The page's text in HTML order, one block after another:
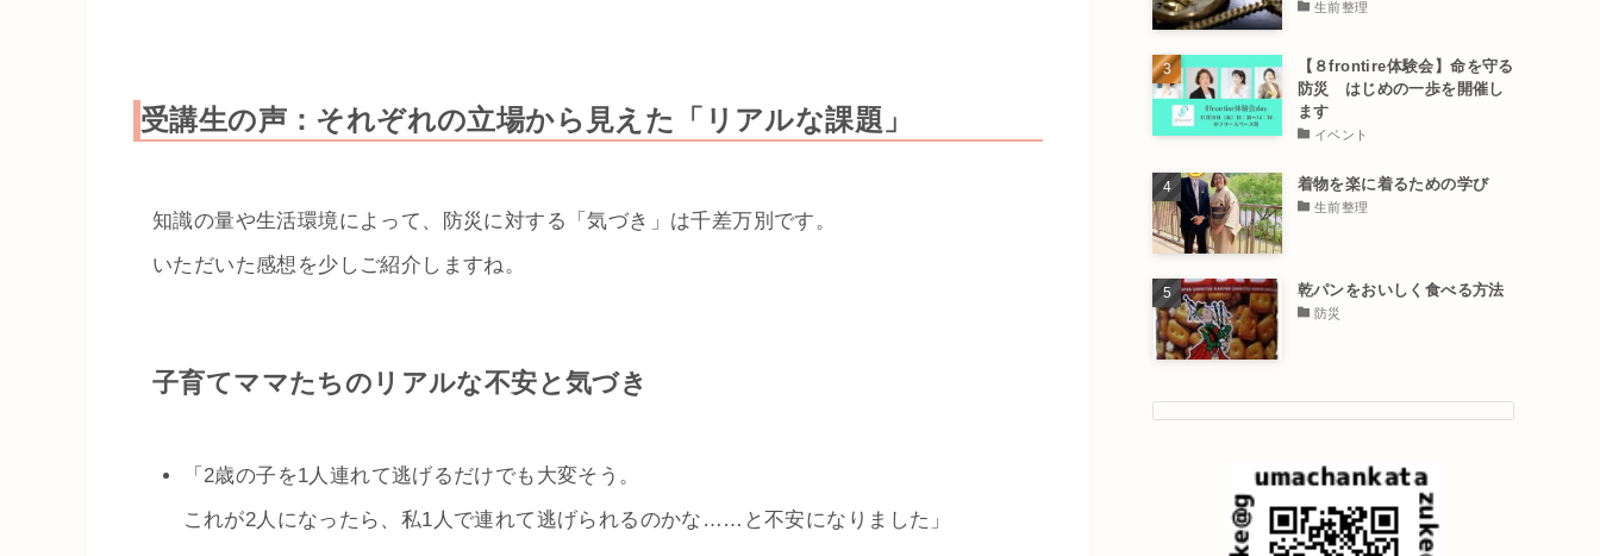
受講生の声：それぞれの立場から見えた「リアルな課題」
知識の量や生活環境によって、防災に対する「気づき」は千差万別です。
いただいた感想を少しご紹介しますね。
子育てママたちのリアルな不安と気づき
「2歳の子を1人連れて逃げるだけでも大変そう。
これが2人になったら、私1人で連れて逃げられるのかな……と不安になりました」
生前整理
【８frontire体験会】命を守る
防災 はじめの一歩を開催し
ます
イベント
着物を楽に着るための学び
生前整理
乾パンをおいしく食べる方法
防災